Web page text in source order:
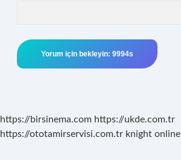
https://birsinema.com https://ukde.com.tr
https://ototamirservisi.com.tr knight online